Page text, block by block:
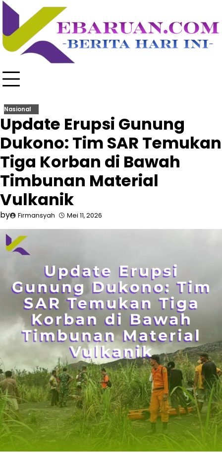
Skip
content
Nasional
Update Erupsi Gunung
Dukono: Tim SAR Temukan
Tiga Korban di Bawah
Timbunan Material
Vulkanik
by Firmansyah Mei 11, 2026